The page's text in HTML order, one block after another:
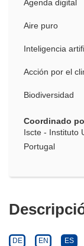
Agenda digital
Aire puro
Inteligencia
Acción por el
Biodiversidad
Coordinado
Iscte - Instituto
Portugal
DE EN ES